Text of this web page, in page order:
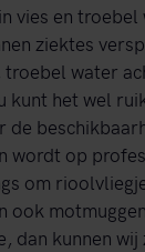
vies en
ziektes
water
kunt het wel
de
wordt op
om
ook
dan kunnen